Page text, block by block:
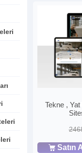
Tekne ,
Satın